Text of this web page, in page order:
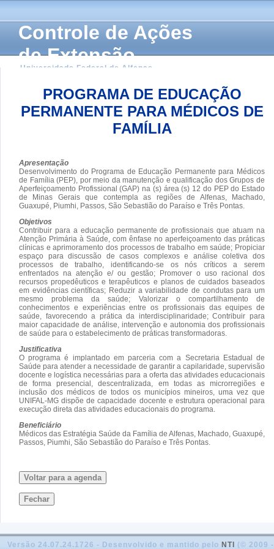
Controle de Ações
de Extensão
Universidade Federal de Alfenas
PROGRAMA DE EDUCAÇÃO
PERMANENTE PARA MÉDICOS DE
FAMÍLIA
Apresentação
Desenvolvimento do Programa de Educação Permanente para Médicos
de Família (PEP), por meio da manutenção e qualificação dos Grupos de
Aperfeiçoamento Profissional (GAP) na (s) área (s) 12 do PEP do Estado
de Minas Gerais que contempla as regiões de Alfenas, Machado,
Guaxupé, Piumhi, Passos, São Sebastião do Paraíso e Três Pontas.
Objetivos
Contribuir para a educação permanente de profissionais que atuam na
Atenção Primária à Saúde, com ênfase no aperfeiçoamento das práticas
clínicas e aprimoramento dos processos de trabalho em saúde; Propiciar
espaço para discussão de casos complexos e análise coletiva dos
processos de trabalho, identificando-se os nós críticos a serem
enfrentados na atenção e/ ou gestão; Promover o uso racional dos
recursos propedêuticos e terapêuticos e planos de cuidados baseados
em evidências científicas; Reduzir a variabilidade de condutas para um
mesmo problema da saúde; Valorizar o compartilhamento de
conhecimentos e experiências entre os profissionais das equipes de
saúde, favorecendo a prática da interdisciplinaridade; Contribuir para
maior capacidade de análise, intervenção e autonomia dos profissionais
de saúde para o estabelecimento de práticas transformadoras.
Justificativa
O programa é implantado em parceria com a Secretaria Estadual de
Saúde para atender a necessidade de garantir a capilaridade, supervisão
docente e logística necessárias para a oferta das atividades educacionais
de forma presencial, descentralizada, em todas as microrregiões e
inclusão dos médicos de todos os municípios mineiros, uma vez que
UNIFAL-MG dispõe de capacidade docente e estrutura operacional para
execução direta das atividades educacionais do programa.
Beneficiário
Médicos das Estratégia Saúde da Família de Alfenas, Machado, Guaxupé,
Passos, Piumhi, São Sebastião do Paraíso e Três Pontas.
Voltar para a agenda
Fechar
Versão 24.07.24.1726 - Desenvolvido e mantido pelo NTI (© 2009 -